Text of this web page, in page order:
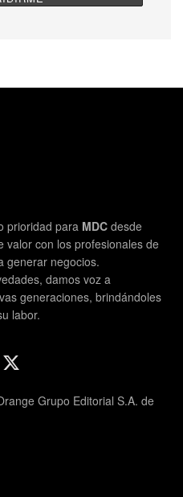
prioridad para MDC desde
valor con los profesionales de
generar negocios.
damos voz a
generaciones, brindándoles
labor.
Grupo Editorial S.A. de